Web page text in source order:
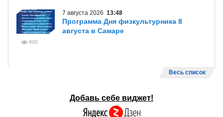
7 августа 2026 13:48
Программа Дня физкультурника 8
августа в Самаре
800
Весь список
Добавь себе виджет!